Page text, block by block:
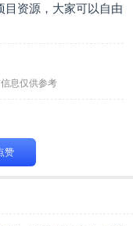
目资源，大家可以自由
息仅供参考
赞